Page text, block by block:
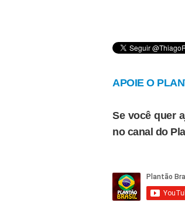
APOIE O
Se você quer
no canal do